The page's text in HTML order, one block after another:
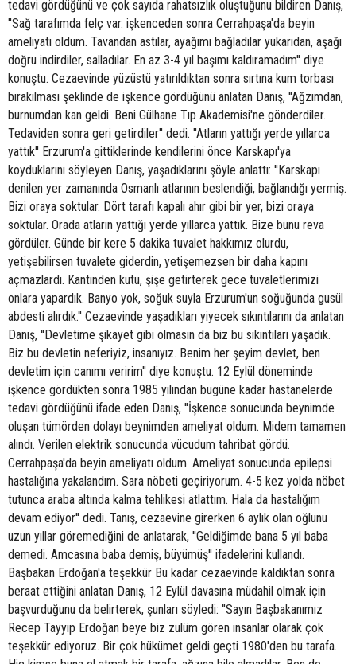
tedavi gördüğünü ve çok sayıda rahatsızlık oluştuğunu bildiren Danış,
''Sağ tarafımda felç var. işkenceden sonra Cerrahpaşa'da beyin
ameliyatı oldum. Tavandan astılar, ayağımı bağladılar yukarıdan, aşağı
doğru indirdiler, salladılar. En az 3-4 yıl başımı kaldıramadım'' diye
konuştu. Cezaevinde yüzüstü yatırıldıktan sonra sırtına kum torbası
bırakılması şeklinde de işkence gördüğünü anlatan Danış, ''Ağzımdan,
burnumdan kan geldi. Beni Gülhane Tıp Akademisi'ne gönderdiler.
Tedaviden sonra geri getirdiler'' dedi. ''Atların yattığı yerde yıllarca
yattık'' Erzurum'a gittiklerinde kendilerini önce Karskapı'ya
koyduklarını söyleyen Danış, yaşadıklarını şöyle anlattı: ''Karskapı
denilen yer zamanında Osmanlı atlarının beslendiği, bağlandığı yermiş.
Bizi oraya soktular. Dört tarafı kapalı ahır gibi bir yer, bizi oraya
soktular. Orada atların yattığı yerde yıllarca yattık. Bize bunu reva
gördüler. Günde bir kere 5 dakika tuvalet hakkımız olurdu,
yetişebilirsen tuvalete giderdin, yetişemezsen bir daha kapını
açmazlardı. Kantinden kutu, şişe getirterek gece tuvaletlerimizi
onlara yapardık. Banyo yok, soğuk suyla Erzurum'un soğuğunda gusül
abdesti alırdık.'' Cezaevinde yaşadıkları yiyecek sıkıntılarını da anlatan
Danış, ''Devletime şikayet gibi olmasın da biz bu sıkıntıları yaşadık.
Biz bu devletin neferiyiz, insanıyız. Benim her şeyim devlet, ben
devletim için canımı veririm'' diye konuştu. 12 Eylül döneminde
işkence gördükten sonra 1985 yılından bugüne kadar hastanelerde
tedavi gördüğünü ifade eden Danış, ''İşkence sonucunda beynimde
oluşan tümörden dolayı beynimden ameliyat oldum. Midem tamamen
alındı. Verilen elektrik sonucunda vücudum tahribat gördü.
Cerrahpaşa'da beyin ameliyatı oldum. Ameliyat sonucunda epilepsi
hastalığına yakalandım. Sara nöbeti geçiriyorum. 4-5 kez yolda nöbet
tutunca araba altında kalma tehlikesi atlattım. Hala da hastalığım
devam ediyor'' dedi. Tanış, cezaevine girerken 6 aylık olan oğlunu
uzun yıllar göremediğini de anlatarak, ''Geldiğimde bana 5 yıl baba
demedi. Amcasına baba demiş, büyümüş'' ifadelerini kullandı.
Başbakan Erdoğan'a teşekkür Bu kadar cezaevinde kaldıktan sonra
beraat ettiğini anlatan Danış, 12 Eylül davasına müdahil olmak için
başvurduğunu da belirterek, şunları söyledi: ''Sayın Başbakanımız
Recep Tayyip Erdoğan beye biz zulüm gören insanlar olarak çok
teşekkür ediyoruz. Bir çok hükümet geldi geçti 1980'den bu tarafa.